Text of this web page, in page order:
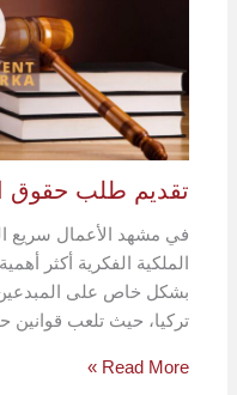
تقديم طلب حقوق
في مشهد الأعمال سريع
الملكية الفكرية أكثر
بشكل خاص على المبدعين
تركيا، حيث تلعب
Read More »